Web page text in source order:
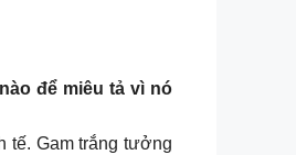
để miêu tả vì nó
tế. Gam trắng tưởng